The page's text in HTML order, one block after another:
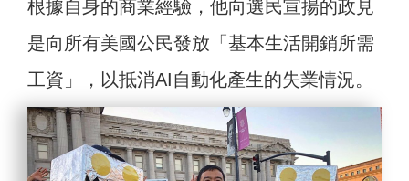
根據自身的商業經驗，他向選民宣揚的政見
是向所有美國公民發放「基本生活開銷所需
工資」，以抵消AI自動化產生的失業情況。